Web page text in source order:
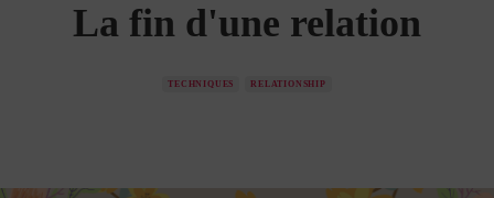
La fin d'une relation
TECHNIQUES RELATIONSHIP